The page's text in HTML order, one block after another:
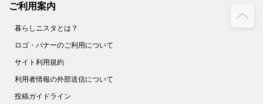
ご利用案内
暮らしニスタとは？
ロゴ・バナーのご利用について
サイト利用規約
利用者情報の外部送信について
投稿ガイドライン